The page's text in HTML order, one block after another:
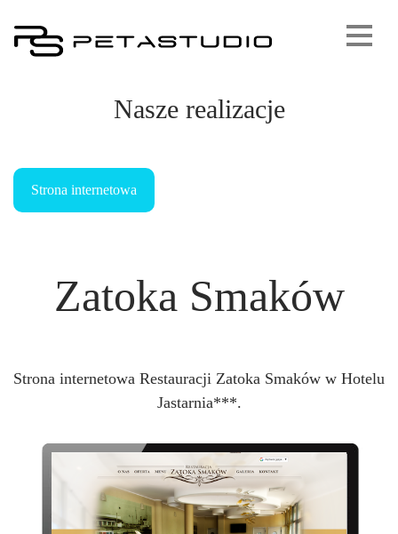
Nasze realizacje
Strona internetowa
Zatoka Smaków
Strona internetowa Restauracji Zatoka Smaków w Hotelu
Jastarnia***.